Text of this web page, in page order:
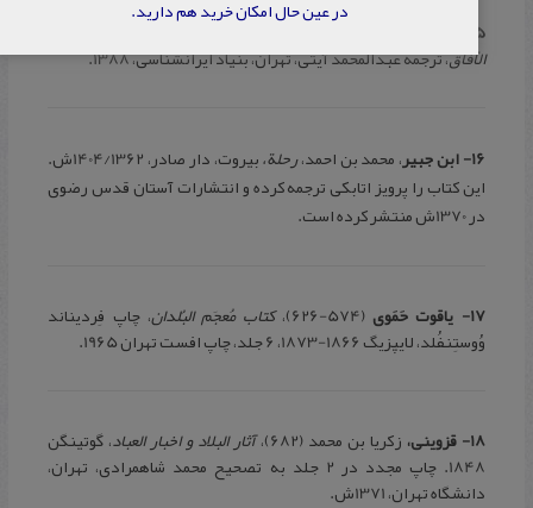
15- ادریسی، محمد بن محمد (493-560)، نُزهة المُشتاق فی اختراق
الآفاق، ترجمه عبدالمحمد آیتی، تهران، بنیاد ایرانشناسی، 1388.
16- ابن جبیر ، محمد بن احمد،رحلة،
بیروت، دار صادر، 1404/1362ش.
این کتاب را پرویز اتابکی ترجمه کرده و انتشارات آستان قدس رضوی
در 1370ش منتشر کرده است.
17- یاقوت حَمَوی (574-626)، کتاب مُعجَم البُلدان، چاپ فِردیناند
وُوستِنفُلد، لایپزیگ 1866-1873، 6 جلد، چاپ افست تهران 1965.
18- قزوینی، زکریا بن محمد (682)، آثار البلاد و اخبار العباد، گوتینگن
1848. چاپ مجدد در 2 جلد به تصحیح محمد شاهمرادی، تهران،
دانشگاه تهران، 1371ش.
در عین حال امکان خرید هم دارید.